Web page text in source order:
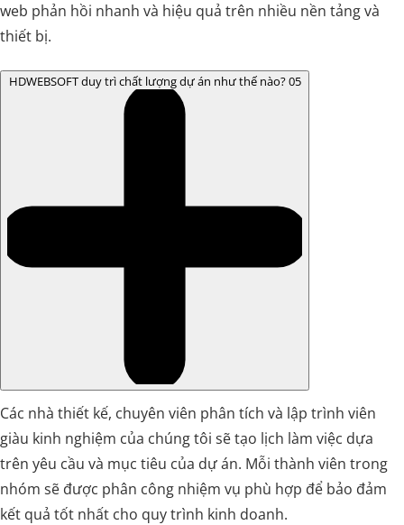
web phản hồi nhanh và hiệu quả trên nhiều nền tảng và
thiết bị.
HDWEBSOFT duy trì chất lượng dự án như thế nào?05
Các nhà thiết kế, chuyên viên phân tích và lập trình viên
giàu kinh nghiệm của chúng tôi sẽ tạo lịch làm việc dựa
trên yêu cầu và mục tiêu của dự án. Mỗi thành viên trong
nhóm sẽ được phân công nhiệm vụ phù hợp để bảo đảm
kết quả tốt nhất cho quy trình kinh doanh.